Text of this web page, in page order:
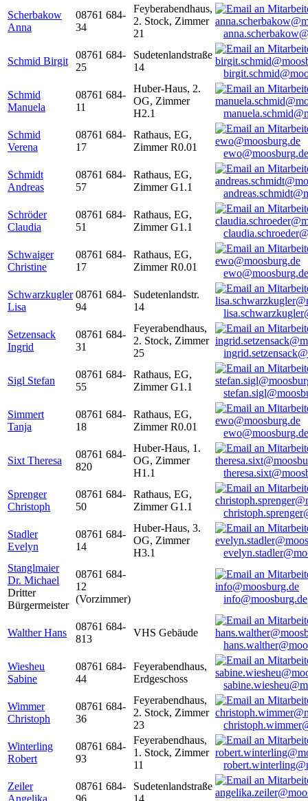
Scherbakow
Anna
08761 684-
34
Feyberabendhaus,
2. Stock, Zimmer
21
Schmid Birgit
08761 684-
25
Sudetenlandstraße
14
Schmid
Manuela
08761 684-
11
Huber-Haus, 2.
OG, Zimmer
H2.1
Schmid
Verena
08761 684-
17
Rathaus, EG,
Zimmer R0.01
ewo@moosburg.de
Schmidt
Andreas
08761 684-
57
Rathaus, EG,
Zimmer G1.1
Schröder
Claudia
08761 684-
51
Rathaus, EG,
Zimmer G1.1
Schwaiger
Christine
08761 684-
17
Rathaus, EG,
Zimmer R0.01
ewo@moosburg.de
Schwarzkugler
Lisa
08761 684-
94
Sudetenlandstr.
14
Setzensack
Ingrid
08761 684-
31
Feyerabendhaus,
2. Stock, Zimmer
25
Sigl Stefan
08761 684-
55
Rathaus, EG,
Zimmer G1.1
Simmert
Tanja
08761 684-
18
Rathaus, EG,
Zimmer R0.01
ewo@moosburg.de
Sixt Theresa
08761 684-
820
Huber-Haus, 1.
OG, Zimmer
H1.1
Sprenger
Christoph
08761 684-
50
Rathaus, EG,
Zimmer G1.1
Stadler
Evelyn
08761 684-
14
Huber-Haus, 3.
OG, Zimmer
H3.1
Stanglmaier
Dr. Michael
Dritter
Bürgermeister
08761 684-
12
(Vorzimmer)
info@moosburg.de
Walther Hans
08761 684-
813
VHS Gebäude
Wiesheu
Sabine
08761 684-
44
Feyerabendhaus,
Erdgeschoss
Wimmer
Christoph
08761 684-
36
Feyerabendhaus,
2. Stock, Zimmer
23
Winterling
Robert
08761 684-
93
Feyerabendhaus,
1. Stock, Zimmer
11
Zeiler
Angelika
08761 684-
96
Sudetenlandstraße
14